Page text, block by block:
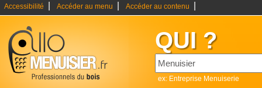
Accessibilité Accéder au menu Accéder au contenu
QUI ?
ex: Entreprise Menuiserie